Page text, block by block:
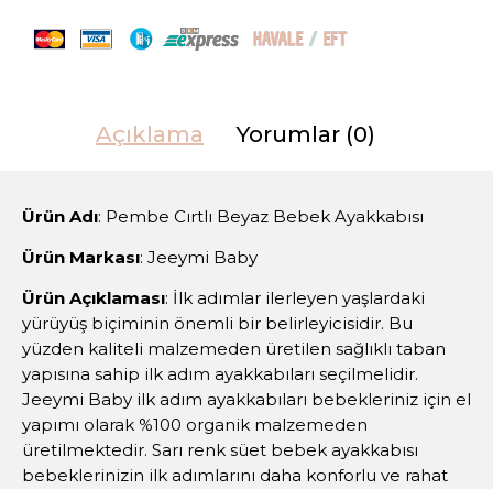
Açıklama Yorumlar (0)
Ürün Adı: Pembe Cırtlı Beyaz Bebek Ayakkabısı
Ürün Markası: Jeeymi Baby
Ürün Açıklaması: İlk adımlar ilerleyen yaşlardaki
yürüyüş biçiminin önemli bir belirleyicisidir. Bu
yüzden kaliteli malzemeden üretilen sağlıklı taban
yapısına sahip ilk adım ayakkabıları seçilmelidir.
Jeeymi Baby ilk adım ayakkabıları bebekleriniz için el
yapımı olarak %100 organik malzemeden
üretilmektedir. Sarı renk süet bebek ayakkabısı
bebeklerinizin ilk adımlarını daha konforlu ve rahat